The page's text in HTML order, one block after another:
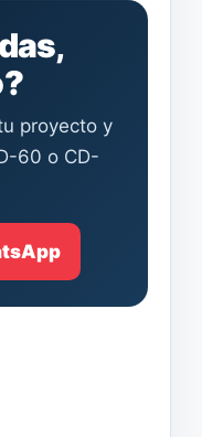
proyecto y
60 o CD-